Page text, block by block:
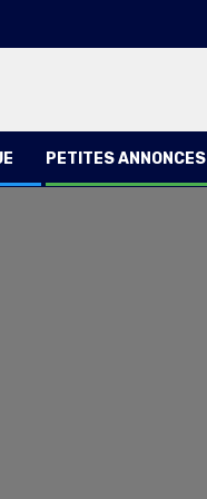
PETITES ANNONCES